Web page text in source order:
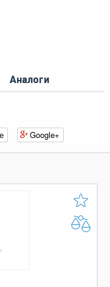
Аналоги
Google+